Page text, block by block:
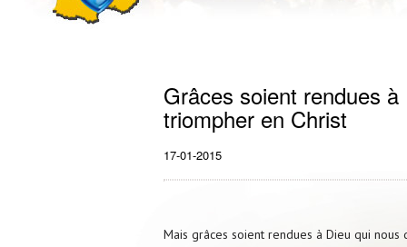
Grâces soient rendues
triompher en Christ
17-01-2015
Mais grâces soient rendues à Dieu qui